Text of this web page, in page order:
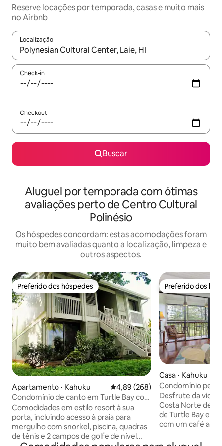
Reserve locações por temporada, casas e muito mais
no Airbnb
Localização
Quando os resultados estiverem disponíveis, explore-os
Check-in
Checkout
Buscar
Aluguel por temporada com ótimas
avaliações perto de Centro Cultural
Polinésio
Os hóspedes concordam: estas acomodações foram
muito bem avaliadas quanto a localização, limpeza e
outros aspectos.
Preferido dos hóspedes
Preferido dos hóspedes
Apartamento ⋅ Kahuku 4,89 de uma avaliação média de
4,89 (268)
Condomínio de canto em Turtle Bay com
vista para o campo de golfe!
Comodidades em estilo resort à sua
porta, incluindo acesso à praia para
mergulho com snorkel, piscina, quadras
de tênis e 2 campos de golfe de nível
Preferido dos
Preferido dos
Casa ⋅ Kahuku
Condomínio
piscina, praia e
Desfrute da vida
Costa Norte de
de Turtle Bay e da praia.
com um café ao
Acomoda 4